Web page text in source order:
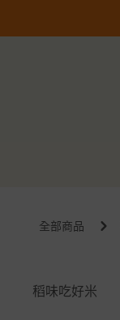
全部商品
稻味吃好米